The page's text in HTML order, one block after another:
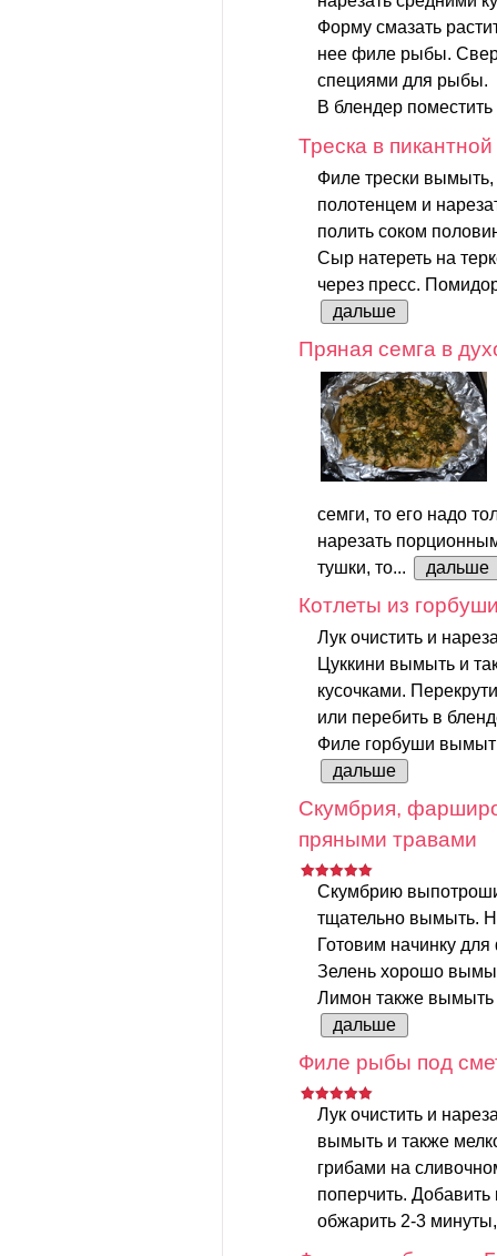
Форму смазать
нее филе рыбы.
специями для рыбы.
В блендер
Треска в пикантной
Филе трески
полотенцем и
полить соком
Сыр натереть на
через пресс.
дальше
Пряная семга в
семги, то его надо
нарезать
тушки, то...
дальше
Котлеты из
Лук очистить и
Цуккини вымыть и
кусочками.
или перебить в
Филе горбуши
дальше
Скумбрия,
пряными травами
Скумбрию
тщательно вымыть.
Готовим начинку
Зелень хорошо
Лимон также вымыть
дальше
Филе рыбы под
Лук очистить и
вымыть и также
грибами на
поперчить.
обжарить 2-3